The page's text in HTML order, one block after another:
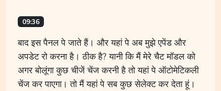
09:36
बाद इस पैनल पे जाते हैं। और यहां पे अब मुझे एपेंड और
अपडेट रो करना है। ठीक है? यानी कि मैं मेरे चैट मॉडल को
अगर बोलूंगा कुछ चीजें चेंज करनी है तो यहां पे ऑटोमेटिकली
चेंज कर पाएगा। तो मैं यहां पे सब कुछ सेलेक्ट कर देता हूं।